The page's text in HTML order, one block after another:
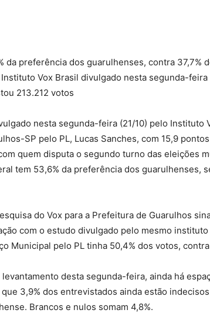
da preferência dos guarulhenses, contra 37,7%
Vox Brasil divulgado nesta segunda-
213.212 votos
nesta segunda-feira (21/10) pelo Instituto
SP pelo PL, Lucas Sanches, com 15,9
quem disputa o segundo turno das eleições
tem 53,6% da preferência dos guarulhenses,
do Vox para a Prefeitura de Guarulhos
com o estudo divulgado pelo mesmo
Municipal pelo PL tinha 50,4% dos votos,
desta segunda-feira, ainda há
3,9% dos entrevistados ainda estão
Brancos e nulos somam 4,8%.